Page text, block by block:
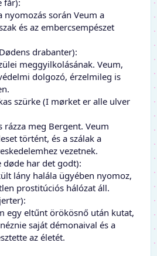
får):
nyomozás során Veum a
és az embercsempészet
drabanter):
meggyilkolásának. Veum,
dolgozó, érzelmileg is
szürke (I mørket er alle ulver
rázza meg Bergent. Veum
történt, és a szálak a
vezetnek.
har det godt):
lány halála ügyében nyomoz,
prostitúciós hálózat áll.
egy eltűnt örökösnő után kutat,
saját démonaival és a
az életét.